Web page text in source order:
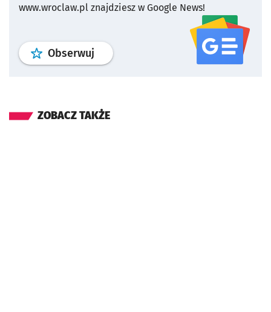
www.wroclaw.pl znajdziesz w Google News!
Obserwuj profil serwisu
ZOBACZ TAKŻE